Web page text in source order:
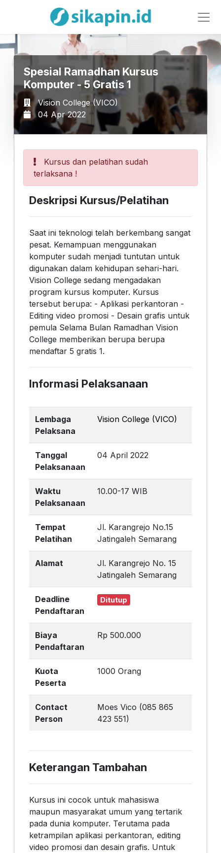
Spesial Ramadhan Kursus
Komputer - 5 Gratis 1
Vision College (VICO)
04 Apr 2022
Kursus dan pelatihan sudah
terlaksana !
Deskripsi Kursus/Pelatihan
Saat ini teknologi telah berkembang sangat
pesat. Kemampuan menggunakan
komputer sudah menjadi tuntutan untuk
digunakan dalam kehidupan sehari-hari.
Vision College sedang mengadakan
program kursus komputer. Kursus
tersebut berupa: - Aplikasi perkantoran -
Editing video promosi - Desain grafis untuk
pemula Selama Bulan Ramadhan Vision
College memberikan berupa berupa
mendaftar 5 gratis 1.
Informasi Pelaksanaan
Lembaga
Pelaksana
Vision College (VICO)
Tanggal
Pelaksanaan
04 April 2022
Waktu
Pelaksanaan
10.00-17 WIB
Tempat
Pelatihan
Jl. Karangrejo No.15
Jatingaleh Semarang
Alamat
Jl. Karangrejo No. 15
Jatingaleh Semarang
Deadline
Pendaftaran
Ditutup
Biaya
Pendaftaran
Rp 500.000
Kuota
Peserta
1000 Orang
Contact
Person
Moes Vico (085 865
423 551)
Keterangan Tambahan
Kursus ini cocok untuk mahasiswa
maupun masyarakat umum yang tertarik
pada dunia komputer. Terutama pada
ketrampilan aplikasi perkantoran, editing
video promosi dan desain grafis. Untuk